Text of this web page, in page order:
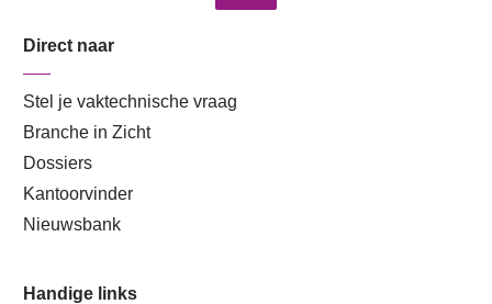
Direct naar
Stel je vaktechnische vraag
Branche in Zicht
Dossiers
Kantoorvinder
Nieuwsbank
Handige links